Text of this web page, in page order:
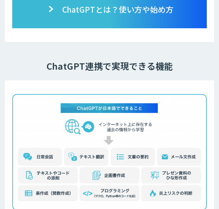
ChatGPTとは？使い方や始め方
ChatGPT連携で実現できる機能